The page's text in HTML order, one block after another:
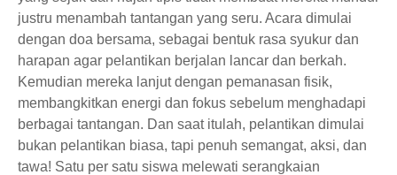
justru menambah tantangan yang seru. Acara dimulai
dengan doa bersama, sebagai bentuk rasa syukur dan
harapan agar pelantikan berjalan lancar dan berkah.
Kemudian mereka lanjut dengan pemanasan fisik,
membangkitkan energi dan fokus sebelum menghadapi
berbagai tantangan. Dan saat itulah, pelantikan dimulai
bukan pelantikan biasa, tapi penuh semangat, aksi, dan
tawa! Satu per satu siswa melewati serangkaian